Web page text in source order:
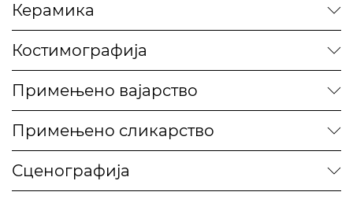
Керамика
Костимографија
Примењено вајарство
Примењено сликарство
Сценографија